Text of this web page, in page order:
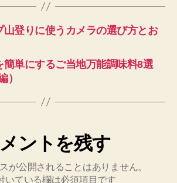
山登りに使うカメラの選び方とお
簡単にするご当地万能調味料8選
）
ントを残す
が公開されることはありません。
いている欄は必須項目です